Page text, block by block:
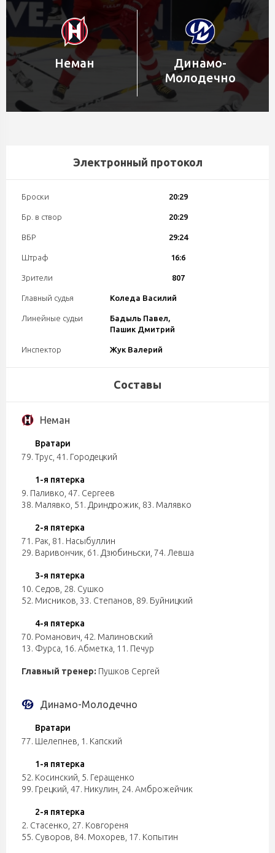
Неман
Динамо-
Молодечно
Электронный протокол
Броски 20:29
Бр. в створ 20:29
ВБР 29:24
Штраф 16:6
Зрители 807
Главный судья Коледа Василий
Линейные судьи
Бадыль Павел,
Пашик Дмитрий
Инспектор Жук Валерий
Составы
Неман
Вратари
79. Трус 41. Городецкий
1-я пятерка
9. Паливко 47. Сергеев
38. Малявко 51. Дриндрожик 83. Малявко
2-я пятерка
71. Рак 81. Насыбуллин
29. Варивончик 61. Дзюбиньски 74. Левша
3-я пятерка
10. Седов 28. Сушко
52. Мисников 33. Степанов 89. Буйницкий
4-я пятерка
70. Романович 42. Малиновский
13. Фурса 16. Абметка 11. Печур
Главный тренер: Пушков Сергей
Динамо-Молодечно
Вратари
77. Шелепнев 1. Капский
1-я пятерка
52. Косинский 5. Геращенко
99. Грецкий 47. Никулин 24. Амброжейчик
2-я пятерка
2. Стасенко 27. Ковгореня
55. Суворов 84. Мохорев 17. Копытин